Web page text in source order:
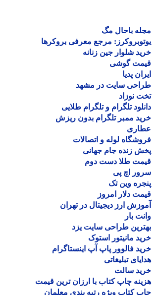
باحال مگ
مرجع معرفی بروکرها
شلوار جین زنانه
گوشی
پدیا
سایت در مشهد
نوزاد
تلگرام و تلگرام طلایی
ممبر تلگرام بدون ریزش
لوله و اتصالات
زنده جام جهانی
طلا دست دوم
اچ پی
وین تک
دلار امروز
ارز دیجیتال در تهران
بار
طراحی سایت یزد
مانیتور استوک
فالوور پاپ آپ اینستاگرام
تبلیغاتی
سالت
چاپ کتاب با ارزان ترین قیمت
کتاب ویژه رتبه بندی معلمان